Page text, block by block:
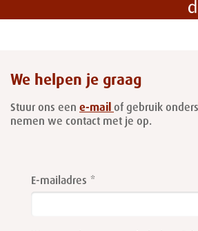
We helpen je graag
Stuur ons een e-mail of gebruik
nemen we contact met je op.
this
field
E-mailadres